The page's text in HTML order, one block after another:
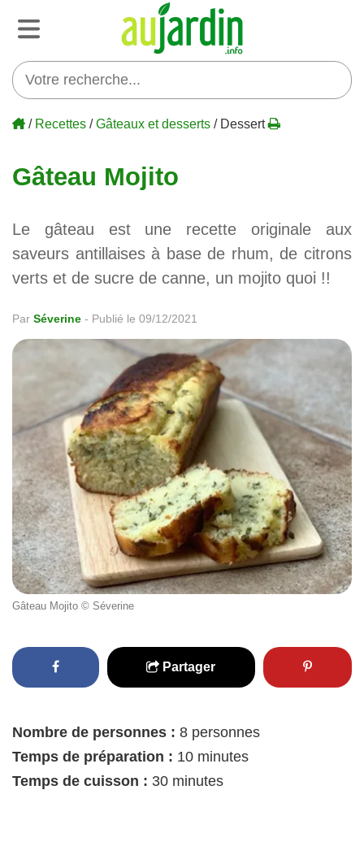
/ Recettes /Gâteaux et desserts / Dessert
Gâteau Mojito
Le gâteau est une recette originale aux
saveurs antillaises à base de rhum, de citrons
verts et de sucre de canne, un mojito quoi !!
Par Séverine - Publié le 09/12/2021
Gâteau Mojito © Séverine
Partager
Nombre de personnes : 8 personnes
Temps de préparation : 10 minutes
Temps de cuisson : 30 minutes